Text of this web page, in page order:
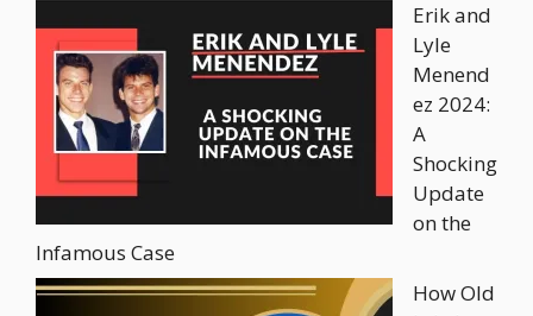
Erik and
Lyle
Menend
ez 2024:
A
Shocking
Update
on the
Infamous Case
How Old